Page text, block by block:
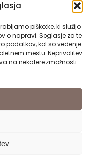
piškotke, ki služijo
o napravi. Soglasje za te
podatkov, kot so vedenje
mestu. Neprivolitev
na nekatere zmožnosti